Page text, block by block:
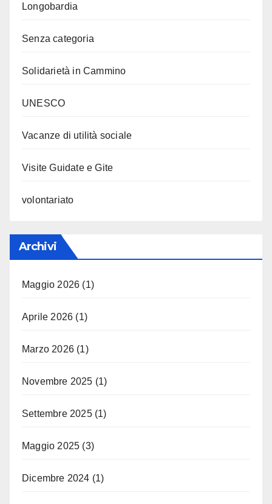
Longobardia
Senza categoria
Solidarietà in Cammino
UNESCO
Vacanze di utilità sociale
Visite Guidate e Gite
volontariato
Archivi
Maggio 2026 (1)
Aprile 2026 (1)
Marzo 2026 (1)
Novembre 2025 (1)
Settembre 2025(1)
Maggio 2025 (3)
Dicembre 2024 (1)